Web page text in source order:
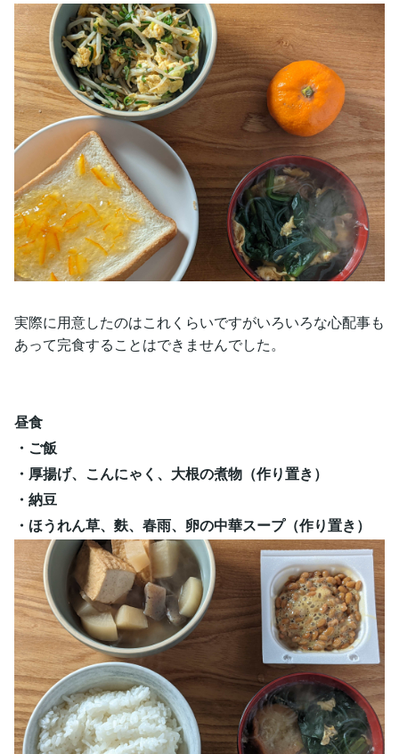
実際に用意したのはこれくらいですがいろいろな心配事も
あって完食することはできませんでした。
昼食
・ご飯
・厚揚げ、こんにゃく、大根の煮物（作り置き）
・納豆
・ほうれん草、麩、春雨、卵の中華スープ（作り置き）